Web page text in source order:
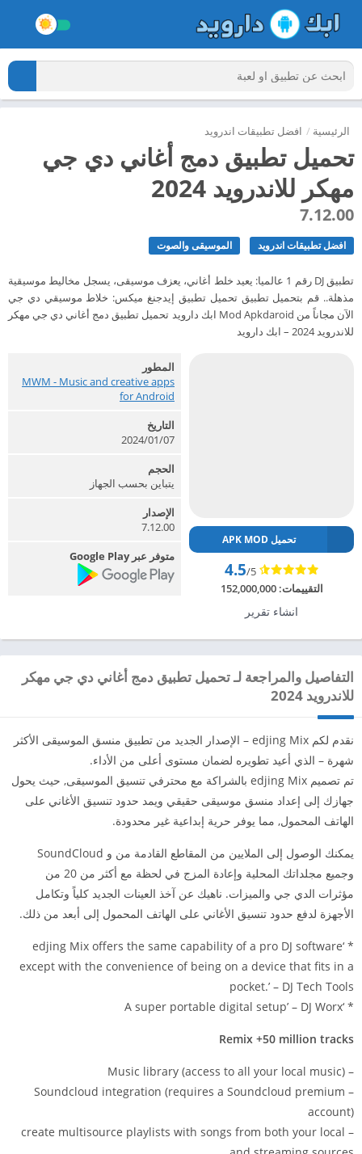
الرئيسية / افضل تطبيقات اندرويد
تحميل تطبيق دمج أغاني دي جي
مهكر للاندرويد 2024
7.12.00
افضل تطبيقات اندرويد الموسيقى والصوت
تطبيق DJ رقم 1 عالميا: يعيد خلط أغاني، يعزف موسيقى، يسجل مخاليط موسيقية
مذهلة.. قم بتحميل تطبيق تحميل تطبيق إيدجنغ ميكس: خلاط موسيقي دي جي
الآن مجاناً من Mod Apkdaroid ابك دارويد تحميل تطبيق دمج أغاني دي جي مهكر
للاندرويد 2024 – ابك دارويد
تحميل APK MOD
4.5/5
التقييمات:152,000,000
انشاء تقرير
المطور
MWM - Music and creative apps
for Android‏
التاريخ
2024/01/07
الحجم
يتباين بحسب الجهاز
الإصدار
7.12.00
متوفر عبر Google Play
التفاصيل والمراجعة لـ تحميل تطبيق دمج أغاني دي جي مهكر
للاندرويد 2024
نقدم لكم edjing Mix – الإصدار الجديد من تطبيق منسق الموسيقى الأكثر
شهرة – الذي أعيد تطويره لضمان مستوى أعلى من الأداء.
تم تصميم edjing Mix بالشراكة مع محترفي تنسيق الموسيقى, حيث يحول
جهازك إلى إعداد منسق موسيقى حقيقي ويمد حدود تنسيق الأغاني على
الهاتف المحمول, مما يوفر حرية إبداعية غير محدودة.
يمكنك الوصول إلى الملايين من المقاطع القادمة من و SoundCloud
وجميع مجلداتك المحلية وإعادة المزج في لحظة مع أكثر من 20 من
مؤثرات الدي جي والميزات. ناهيك عن آخذ العينات الجديد كلياً وتكامل
الأجهزة لدفع حدود تنسيق الأغاني على الهاتف المحمول إلى أبعد من ذلك.
* ‘edjing Mix offers the same capability of a pro DJ software
except with the convenience of being on a device that fits in a
pocket.’ – DJ Tech Tools
* ‘A super portable digital setup’ – DJ Worx
Remix +50 million tracks
– Music library (access to all your local music)
– Soundcloud integration (requires a Soundcloud premium
account)
– create multisource playlists with songs from both your local